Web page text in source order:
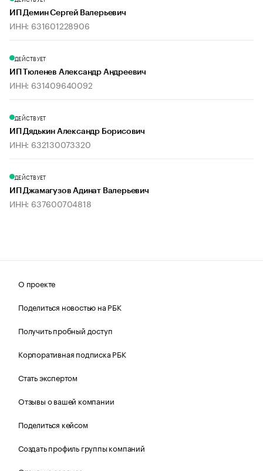
ИП Демин Сергей Валерьевич
ИНН: 631601228906
ДЕЙСТВУЕТ
ИП Тюленев Александр Андреевич
ИНН: 631409640092
ДЕЙСТВУЕТ
ИП Дядькин Александр Борисович
ИНН: 632130073320
ДЕЙСТВУЕТ
ИП Джамагузов Адинат Валерьевич
ИНН: 637600704818
О проекте
Поделиться новостью на РБК
Получить пробный доступ
Корпоративная подписка РБК
Стать экспертом
Отзывы о вашей компании
Поделиться кейсом
Создать профиль группы компаний